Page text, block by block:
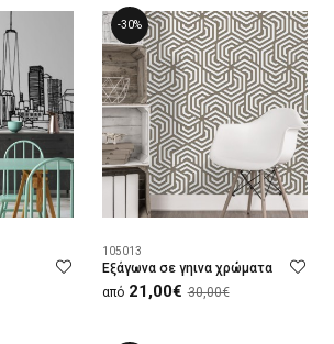
-30%
105013
Εξάγωνα σε γηινα χρώματα
από 21,00€ 30,00€